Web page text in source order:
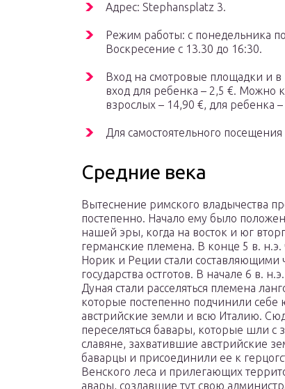
Адрес: Stephansplatz 3.
Режим работы: с понедельника
Воскресение с 13.30 до 16:30.
Вход на смотровые площадки и в
вход для ребенка – 2,5 €. Можно
взрослых – 14,90 €, для ребенка –
Для самостоятельного
Средние века
Вытеснение римского владычества
постепенно. Начало ему было
нашей эры, когда на восток и юг
германские племена. В конце 5 в. н.э.
Норик и Реции стали составляющими
государства остготов. В начале 6 в.
Дуная стали расселяться племена
которые постепенно подчинили
австрийские земли и всю Италию.
переселяться бавары, которые шли с
славяне, захватившие австрийские
баварцы и присоединили ее к
Венского леса и прилегающих
авары, создавшие тут свою